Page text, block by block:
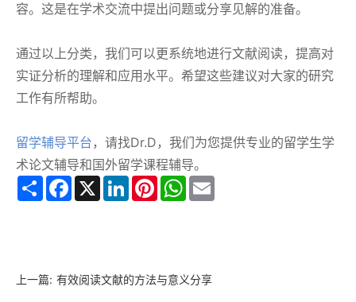
容。这是在学术交流中提出问题或分享见解的准备。
通过以上分类，我们可以更系统地进行文献阅读，提高对
实证分析的理解和应用水平。希望这些建议对大家的研究
工作有所帮助。
留学辅导平台 ，请找Dr.D，我们为您提供专业的留学生学
术论文辅导和国外留学课程辅导。
Share Facebook
X LinkedInPinterestWhatsApp
上一篇: 有效阅读文献的方法与意义分享